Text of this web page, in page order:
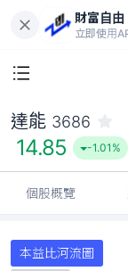
財富自由
立即使用
達能 3686
14.85 -1.01%
個股概覽
本益比河流圖